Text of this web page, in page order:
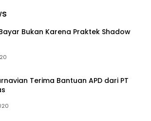
Bukan Karena Praktek Shadow
Terima Bantuan APD dari PT